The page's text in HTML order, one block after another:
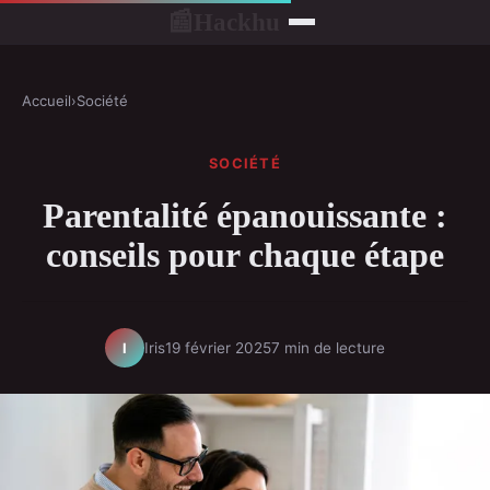
Accueil›Société
SOCIÉTÉ
Parentalité épanouissante :
conseils pour chaque étape
I Iris19 février 20257 min de lecture